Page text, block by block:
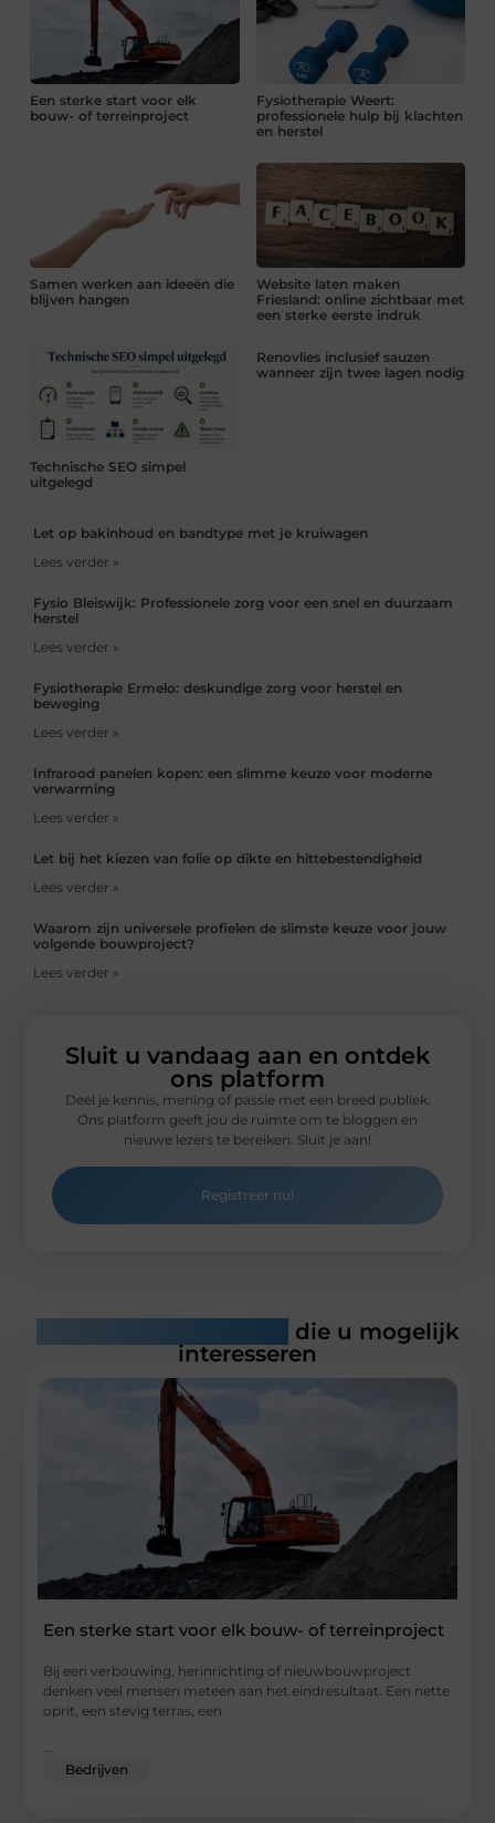
Een sterke start voor elk
bouw- of terreinproject
Fysiotherapie Weert:
professionele hulp bij klachten
en herstel
Samen werken aan ideeën die
blijven hangen
Website laten maken
Friesland: online zichtbaar met
een sterke eerste indruk
Technische SEO simpel
uitgelegd
Renovlies inclusief sauzen
wanneer zijn twee lagen nodig
Let op bakinhoud en bandtype met je kruiwagen
Lees verder »
Fysio Bleiswijk: Professionele zorg voor een snel en duurzaam
herstel
Lees verder »
Fysiotherapie Ermelo: deskundige zorg voor herstel en
beweging
Lees verder »
Infrarood panelen kopen: een slimme keuze voor moderne
verwarming
Lees verder »
Let bij het kiezen van folie op dikte en hittebestendigheid
Lees verder »
Waarom zijn universele profielen de slimste keuze voor jouw
volgende bouwproject?
Lees verder »
Sluit u vandaag aan en ontdek
ons platform
Deel je kennis, mening of passie met een breed publiek.
Ons platform geeft jou de ruimte om te bloggen en
nieuwe lezers te bereiken. Sluit je aan!
Registreer nu!
die u mogelijk
interesseren
Een sterke start voor elk bouw- of terreinproject
Bij een verbouwing, herinrichting of nieuwbouwproject
denken veel mensen meteen aan het eindresultaat. Een nette
oprit, een stevig terras, een
Bedrijven